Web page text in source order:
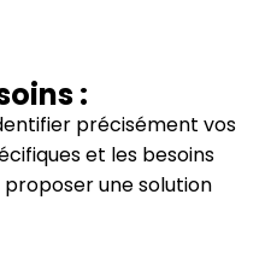
:
précisément vos
et les besoins
proposer une solution